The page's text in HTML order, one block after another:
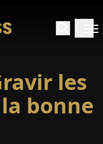
les
bonne